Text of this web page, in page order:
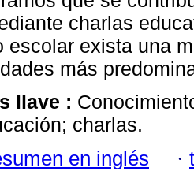
charlas
escolar exista una
más
llave :
charlas.
en inglés ·